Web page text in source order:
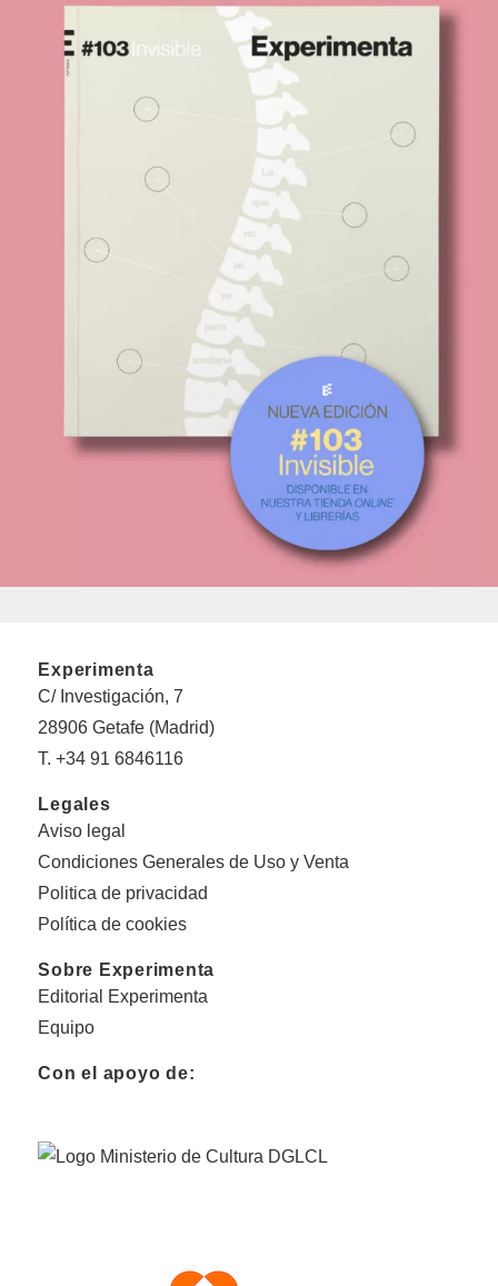
Experimenta
C/ Investigación, 7
28906 Getafe (Madrid)
T. +34 91 6846116
Legales
Aviso legal
Condiciones Generales de Uso y Venta
Politica de privacidad
Política de cookies
Sobre Experimenta
Editorial Experimenta
Equipo
Con el apoyo de: